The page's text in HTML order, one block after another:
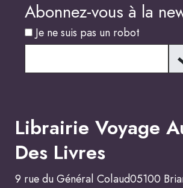
Abonnez-vous à la
Je ne suis pas un robot
Librairie Voyage
Des Livres
9 rue du Général Colaud05100